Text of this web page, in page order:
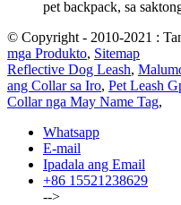
pet backpack, sa
© Copyright - 2010-2021 :
mga Produkto, Sitemap
Reflective Dog Leash,
ang Collar sa Iro, Pet Leash
Collar nga May Name Tag,
Whatsapp
E-mail
Ipadala ang Email
+86 15521238629
-->